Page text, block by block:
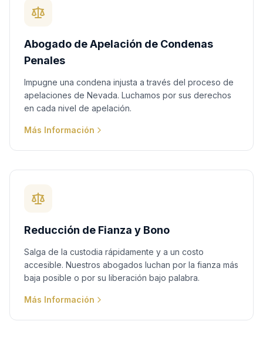
Abogado de Apelación de Condenas
Penales
Impugne una condena injusta a través del proceso de
apelaciones de Nevada. Luchamos por sus derechos
en cada nivel de apelación.
Más Información
Reducción de Fianza y Bono
Salga de la custodia rápidamente y a un costo
accesible. Nuestros abogados luchan por la fianza más
baja posible o por su liberación bajo palabra.
Más Información